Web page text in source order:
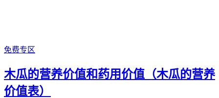
免费专区
木瓜的营养价值和药用价值（木瓜的营养
价值表）